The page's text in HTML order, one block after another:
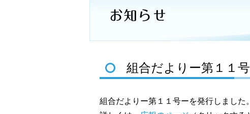
組合だよりー第１１
組合だよりー第１１号ーを発行しました